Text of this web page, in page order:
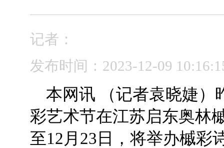
记者：
发布时间：2023-12-09
本网讯 （记者袁晓婕）
彩艺术节在江苏启东奥林
至12月23日，将举办槭彩